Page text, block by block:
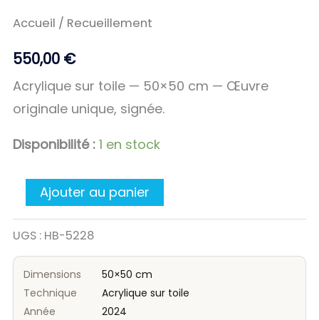
Accueil / Recueillement
550,00 €
Acrylique sur toile — 50×50 cm — Œuvre
originale unique, signée.
Disponibilité : 1 en stock
Ajouter au panier
UGS : HB-5228
Dimensions
50×50 cm
Technique
Acrylique sur toile
Année
2024